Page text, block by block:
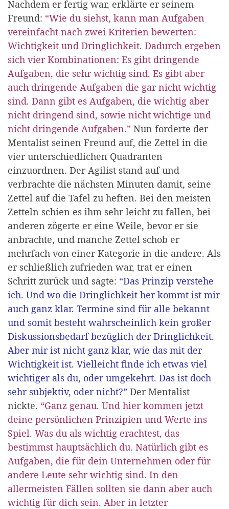
Nachdem er fertig war, erklärte er seinem
Freund: “Wie du siehst, kann man Aufgaben
vereinfacht nach zwei Kriterien bewerten:
Wichtigkeit und Dringlichkeit. Dadurch ergeben
sich vier Kombinationen: Es gibt dringende
Aufgaben, die sehr wichtig sind. Es gibt aber
auch dringende Aufgaben die gar nicht wichtig
sind. Dann gibt es Aufgaben, die wichtig aber
nicht dringend sind, sowie nicht wichtige und
nicht dringende Aufgaben.” Nun forderte der
Mentalist seinen Freund auf, die Zettel in die
vier unterschiedlichen Quadranten
einzuordnen. Der Agilist stand auf und
verbrachte die nächsten Minuten damit, seine
Zettel auf die Tafel zu heften. Bei den meisten
Zetteln schien es ihm sehr leicht zu fallen, bei
anderen zögerte er eine Weile, bevor er sie
anbrachte, und manche Zettel schob er
mehrfach von einer Kategorie in die andere. Als
er schließlich zufrieden war, trat er einen
Schritt zurück und sagte: “Das Prinzip verstehe
ich. Und wo die Dringlichkeit her kommt ist mir
auch ganz klar. Termine sind für alle bekannt
und somit besteht wahrscheinlich kein großer
Diskussionsbedarf bezüglich der Dringlichkeit.
Aber mir ist nicht ganz klar, wie das mit der
Wichtigkeit ist. Vielleicht finde ich etwas viel
wichtiger als du, oder umgekehrt. Das ist doch
sehr subjektiv, oder nicht?” Der Mentalist
nickte. “Ganz genau. Und hier kommen jetzt
deine persönlichen Prinzipien und Werte ins
Spiel. Was du als wichtig erachtest, das
bestimmst hauptsächlich du. Natürlich gibt es
Aufgaben, die für dein Unternehmen oder für
andere Leute sehr wichtig sind. In den
allermeisten Fällen sollten sie dann aber auch
wichtig für dich sein. Aber in letzter